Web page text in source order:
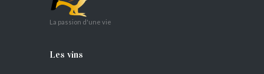
La passion d'une vie
Les vins